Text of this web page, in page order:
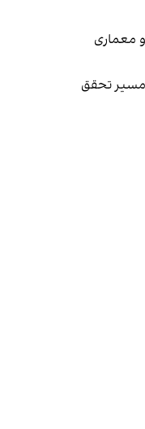
شورای عالی شهرسازی و معماری
مسیر تحقق